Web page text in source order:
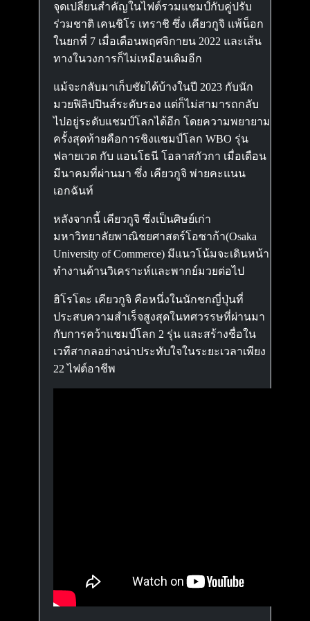
จุดเปลี่ยนสำคัญในไฟต์รวมแชมป์กับคู่ปรับ
ร่วมชาติ เคนชิโร เทราชิ ซึ่ง เคียวกูจิ แพ้น็อก
ในยกที่ 7 เมื่อเดือนพฤศจิกายน 2022 และเส้น
ทางในวงการก็ไม่เหมือนเดิมอีก
แม้จะกลับมาเก็บชัยได้บ้างในปี 2023 กับนัก
มวยฟิลิปปินส์ระดับรอง แต่ก็ไม่สามารถกลับ
ไปอยู่ระดับแชมป์โลกได้อีก โดยความพยายาม
ครั้งสุดท้ายคือการชิงแชมป์โลก WBO รุ่น
ฟลายเวต กับ แอนโธนี โอลาสกัวกา เมื่อเดือน
มีนาคมที่ผ่านมา ซึ่ง เคียวกูจิ พ่ายคะแนน
เอกฉันท์
หลังจากนี้ เคียวกูจิ ซึ่งเป็นศิษย์เก่า
มหาวิทยาลัยพาณิชยศาสตร์โอซาก้า(Osaka
University of Commerce) มีแนวโน้มจะเดินหน้า
ทำงานด้านวิเคราะห์และพากย์มวยต่อไป
ฮิโรโตะ เคียวกูจิ คือหนึ่งในนักชกญี่ปุ่นที่
ประสบความสำเร็จสูงสุดในทศวรรษที่ผ่านมา
กับการคว้าแชมป์โลก 2 รุ่น และสร้างชื่อใน
เวทีสากลอย่างน่าประทับใจในระยะเวลาเพียง
22 ไฟต์อาชีพ